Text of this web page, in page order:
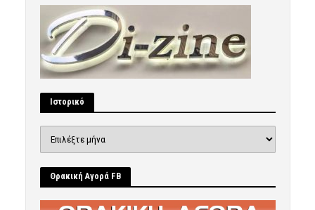
Ιστορικό
Θρακική Αγορά FB